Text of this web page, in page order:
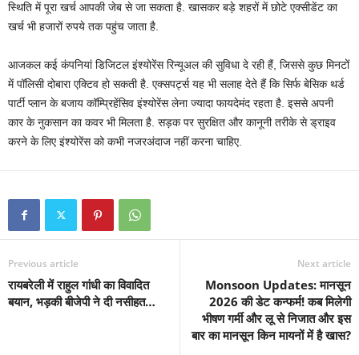
स्थिति में पूरा खर्च आपकी जेब से जा सकता है. खासकर बड़े शहरों में छोटे एक्सीडेंट का
खर्च भी हजारों रुपये तक पहुंच जाता है.
आजकल कई कंपनियां डिजिटल इंश्योरेंस रिन्यूअल की सुविधा दे रही हैं, जिससे कुछ मिनटों
में पॉलिसी दोबारा एक्टिव हो सकती है. एक्सपर्ट्स यह भी सलाह देते हैं कि सिर्फ बेसिक थर्ड
पार्टी प्लान के बजाय कॉम्प्रिहेंसिव इंश्योरेंस लेना ज्यादा फायदेमंद रहता है. इससे अपनी
कार के नुकसान का कवर भी मिलता है. सड़क पर सुरक्षित और कानूनी तरीके से ड्राइव
करने के लिए इंश्योरेंस को कभी नजरअंदाज नहीं करना चाहिए.
Previous article
रायबरेली में राहुल गांधी का विवादित
बयान, भड़की बीजेपी ने दी नसीहत…
Next article
Monsoon Updates: मानसून
2026 की डेट कन्फर्म! कब मिलेगी
भीषण गर्मी और लू से निजात और इस
बार का मानसून किन मायनों में है खास?